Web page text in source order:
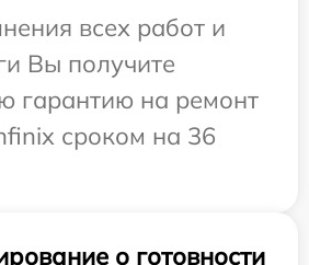
всех работ и
Вы получите
гарантию на ремонт
сроком на 36
о готовности